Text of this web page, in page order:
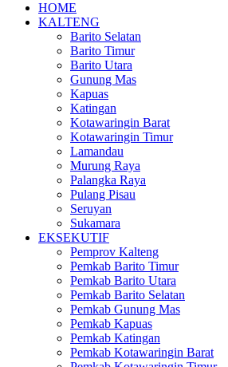
HOME
KALTENG
Barito Selatan
Barito Timur
Barito Utara
Gunung Mas
Kapuas
Katingan
Kotawaringin Barat
Kotawaringin Timur
Lamandau
Murung Raya
Palangka Raya
Pulang Pisau
Seruyan
Sukamara
EKSEKUTIF
Pemprov Kalteng
Pemkab Barito Timur
Pemkab Barito Utara
Pemkab Barito Selatan
Pemkab Gunung Mas
Pemkab Kapuas
Pemkab Katingan
Pemkab Kotawaringin Barat